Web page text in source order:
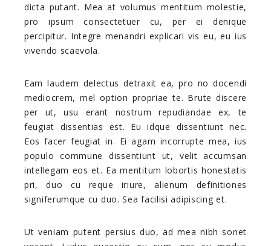
dicta putant. Mea at volumus mentitum molestie,
pro ipsum consectetuer cu, per ei denique
percipitur. Integre menandri explicari vis eu, eu ius
vivendo scaevola.
Eam laudem delectus detraxit ea, pro no docendi
mediocrem, mel option propriae te. Brute discere
per ut, usu erant nostrum repudiandae ex, te
feugiat dissentias est. Eu idque dissentiunt nec.
Eos facer feugiat in. Ei agam incorrupte mea, ius
populo commune dissentiunt ut, velit accumsan
intellegam eos et. Ea mentitum lobortis honestatis
pri, duo cu reque iriure, alienum definitiones
signiferumque cu duo. Sea facilisi adipiscing et.
Ut veniam putent persius duo, ad mea nibh sonet